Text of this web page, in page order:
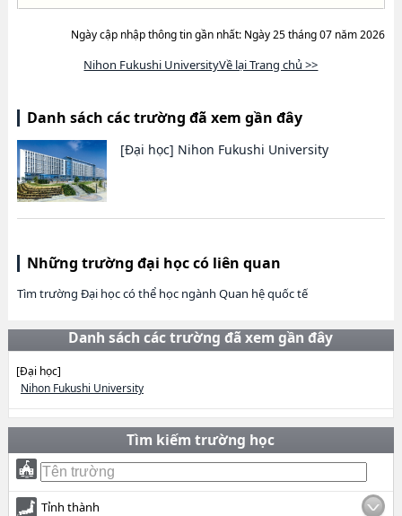
Ngày cập nhập thông tin gần nhất: Ngày 25 tháng 07 năm 2026
Nihon Fukushi UniversityVề lại Trang chủ >>
Danh sách các trường đã xem gần đây
[Đại học] Nihon Fukushi University
Những trường đại học có liên quan
Tìm trường Đại học có thể học ngành Quan hệ quốc tế
Danh sách các trường đã xem gần đây
[Đại học]
Nihon Fukushi University
Tìm kiếm trường học
Tỉnh thành